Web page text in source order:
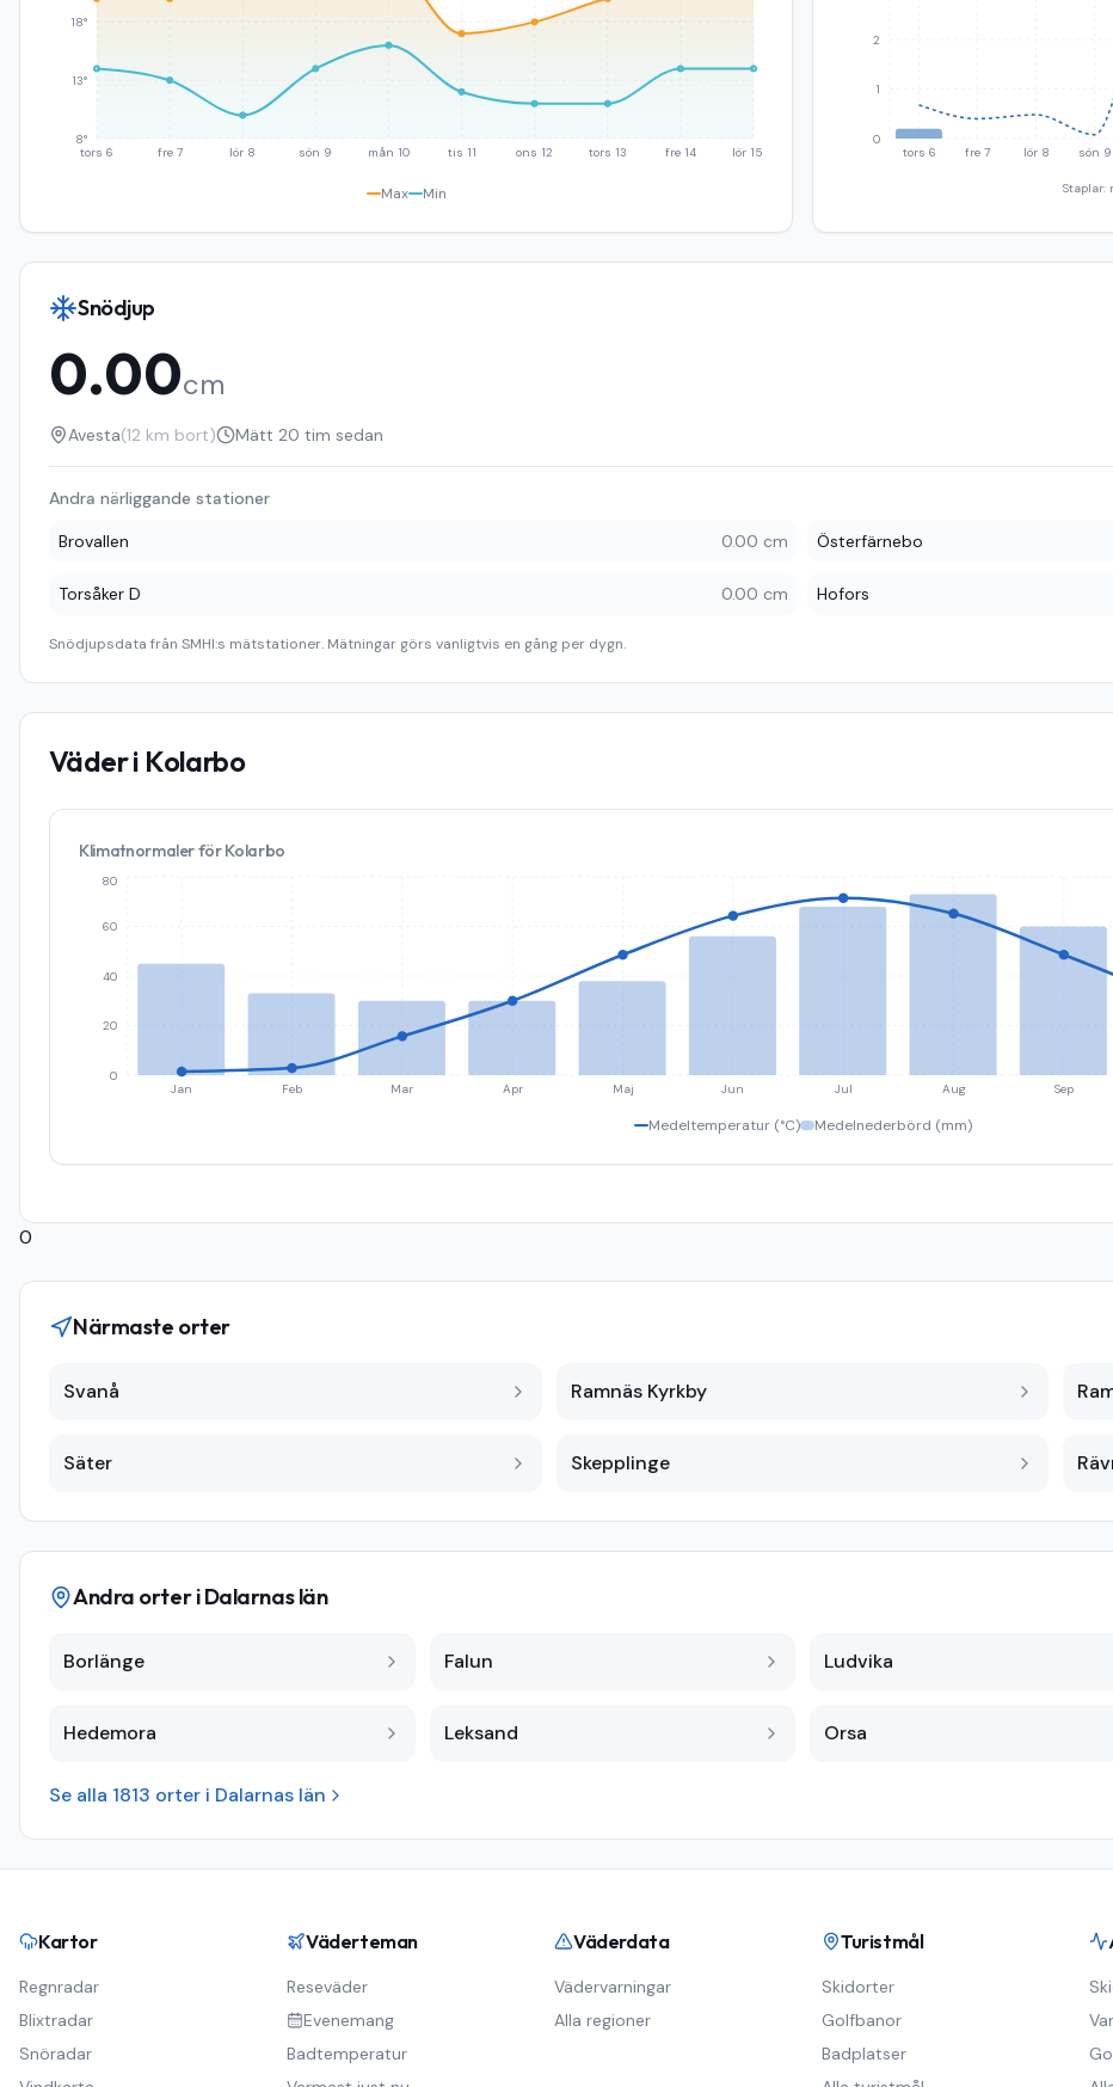
tors 6 fre 7 lör 8 sön 9 mån 10 tis 11 ons 12 tors 13 fre 14 lör 15
8°
13°
18°
Max Min
tors 6 fre 7 lör 8 sön 9
0
1
2
Staplar:
Snödjup
0.00cm
Avesta(12 km bort) Mätt 20 tim sedan
Andra närliggande stationer
Brovallen
0.00 cm Österfärnebo
Torsåker D 0.00 cm Hofors
Snödjupsdata från SMHI:s mätstationer. Mätningar görs vanligtvis en gång per dygn.
Väder i Kolarbo
Klimatnormaler förKolarbo
Jan Feb Mar Apr Maj Jun Jul Aug Sep
0
20
40
60
80
Medeltemperatur (°C) Medelnederbörd (mm)
0
Närmaste orter
Svanå Ramnäs Kyrkby
Säter Skepplinge
Andra orter iDalarnas län
Borlänge Falun Ludvika
Hedemora Leksand Orsa
Se alla 1813 orter i Dalarnas län
Kartor
Regnradar
Blixtradar
Snöradar
Väderteman
Reseväder
Evenemang
Badtemperatur
Väderdata
Vädervarningar
Alla regioner
Turistmål
Skidorter
Golfbanor
Badplatser